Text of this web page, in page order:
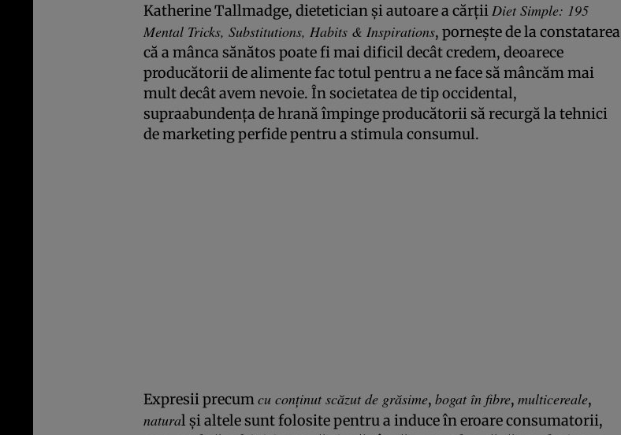
Katherine Tallmadge, dietetician şi autoare a cărţiiDiet Simple: 195
Mental Tricks, Substitutions, Habits & Inspirations, porneşte de la constatarea
că a mânca sănătos poate fi mai dificil decât credem, deoarece
producătorii de alimente fac totul pentru a ne face să mâncăm mai
mult decât avem nevoie. În societatea de tip occidental,
supraabundenţa de hrană împinge producătorii să recurgă la tehnici
de marketing perfide pentru a stimula consumul.
Expresii precumcu conţinut scăzut de grăsime, bogat în fibre, multicereale,
natural şi altele sunt folosite pentru a induce în eroare consumatorii,